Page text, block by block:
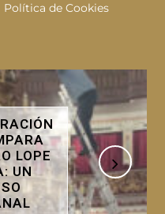
Política de Cookies
DORADOS
DE ORO: UN
QUE